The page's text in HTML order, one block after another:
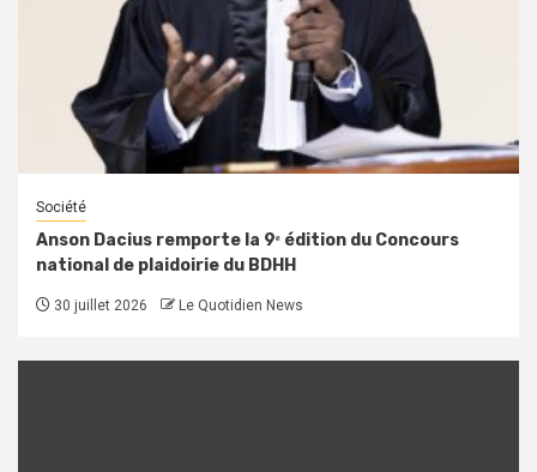
Société
Anson Dacius remporte la 9ᵉ édition du Concours
national de plaidoirie du BDHH
30 juillet 2026 Le Quotidien News